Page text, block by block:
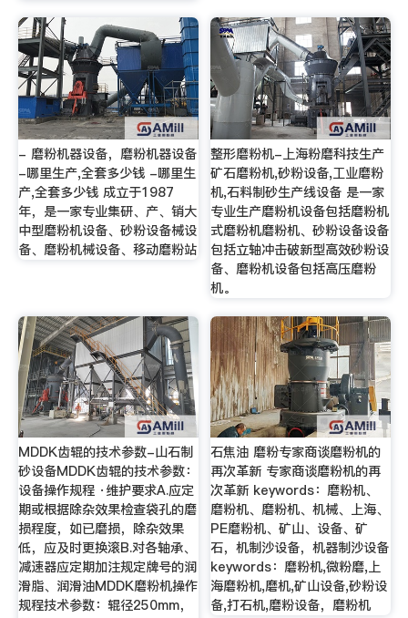
- 磨粉机器设备，磨粉机器设备
-哪里生产,全套多少钱 -哪里生
产,全套多少钱 成立于1987
年，是一家专业集研、产、销大
中型磨粉机设备、砂粉设备械设
备、磨粉机械设备、移动磨粉站
整形磨粉机-上海粉磨科技生产
矿石磨粉机,砂粉设备,工业磨粉
机,石料制砂生产线设备 是一家
专业生产磨粉机设备包括磨粉机
式磨粉机磨粉机、砂粉设备设备
包括立轴冲击破新型高效砂粉设
备、磨粉机设备包括高压磨粉
机。
MDDK齿辊的技术参数-山石制
砂设备MDDK齿辊的技术参数：
设备操作规程 ·维护要求A.应定
期或根据除杂效果检查袋孔的磨
损程度，如已磨损，除杂效果
低，应及时更换滚B.对各轴承、
减速器应定期加注规定牌号的润
滑脂、润滑油MDDK磨粉机操作
规程技术参数：辊径250mm，
石焦油 磨粉专家商谈磨粉机的
再次革新 专家商谈磨粉机的再
次革新 keywords：磨粉机、
磨粉机、磨粉机、机械、上海、
PE磨粉机、矿山、设备、矿
石，机制沙设备，机器制沙设备
keywords：磨粉机,微粉磨,上
海磨粉机,磨机,矿山设备,砂粉设
备,打石机,磨粉设备，磨粉机